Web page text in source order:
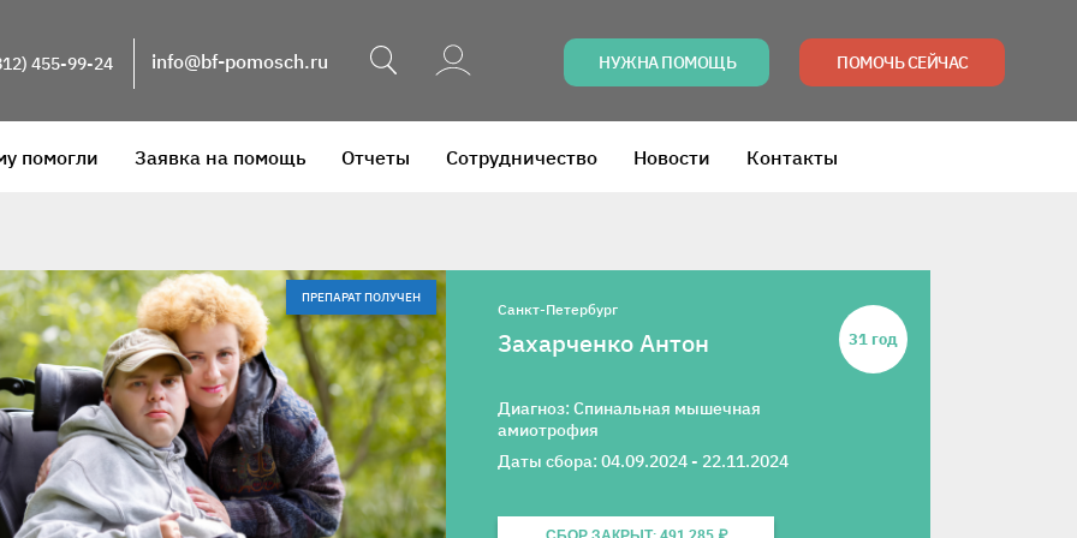
455-99-24 info@bf-pomosch.ru Поиск НУЖНА ПОМОЩЬ ПОМОЧЬ СЕЙЧАС
помогли Заявка на помощь Отчеты Сотрудничество Новости Контакты
ПРЕПАРАТ ПОЛУЧЕН
Санкт-Петербург
Захарченко Антон
Диагноз: Спинальная мышечная
амиотрофия
Даты сбора: 04.09.2024 - 22.11.2024
СБОР ЗАКРЫТ: 491 285 ₽
31 год